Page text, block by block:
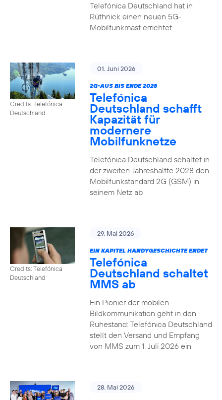
Telefónica Deutschland hat in
Rüthnick einen neuen 5G-
Mobilfunkmast errichtet
Credits: Telefónica
Deutschland
01. Juni 2026
2G-AUS BIS ENDE 2028
Telefónica
Deutschland schafft
Kapazität für
modernere
Mobilfunknetze
Telefónica Deutschland schaltet in
der zweiten Jahreshälfte 2028 den
Mobilfunkstandard 2G (GSM) in
seinem Netz ab
Credits: Telefónica
Deutschland
29. Mai 2026
EIN KAPITEL HANDYGESCHICHTE ENDET
Telefónica
Deutschland schaltet
MMS ab
Ein Pionier der mobilen
Bildkommunikation geht in den
Ruhestand: Telefónica Deutschland
stellt den Versand und Empfang
von MMS zum 1. Juli 2026 ein
28. Mai 2026